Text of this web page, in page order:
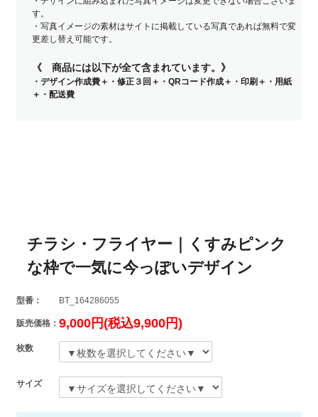
す。
・写真イメージの素材はサイトに掲載している写真であれば無料で変
更差し替え可能です。
《 商品には以下が全て含まれています。》
・デザイン作成費＋・修正３回＋・QRコード作成＋・印刷＋・用紙
＋・配送費
チラシ・フライヤー｜くすみピンク
な枠で一気に今っぽいデザイン
型番： BT_164286055
販売価格： 9,000円(税込9,900円)
枚数
サイズ